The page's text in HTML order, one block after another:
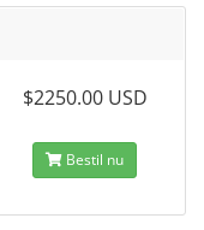
$2250.00 USD
Bestil nu